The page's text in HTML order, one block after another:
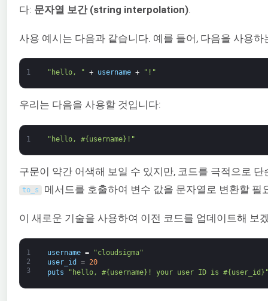
다: 문자열 보간 (string interpolation)
사용 예시는 다음과 같습니다. 예를 들어, 다음을 사용하
1 "hello, " + username + "!"
우리는 다음을 사용할 것입니다:
1 "hello, #{username}!"
구문이 약간 어색해 보일 수 있지만, 코드를 극적으로
to_s 메서드를 호출하여 변수 값을 문자열로 변환할 필
이 새로운 기술을 사용하여 이전 코드를 업데이트해 보
1
2
3
username =
"cloudsigma"
user_id
= 20
puts
"hello, #{username}! your user ID is